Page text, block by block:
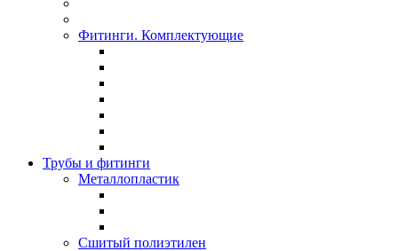
Фитинги. Комплектующие
Трубы и фитинги
Металлопластик
Сшитый полиэтилен